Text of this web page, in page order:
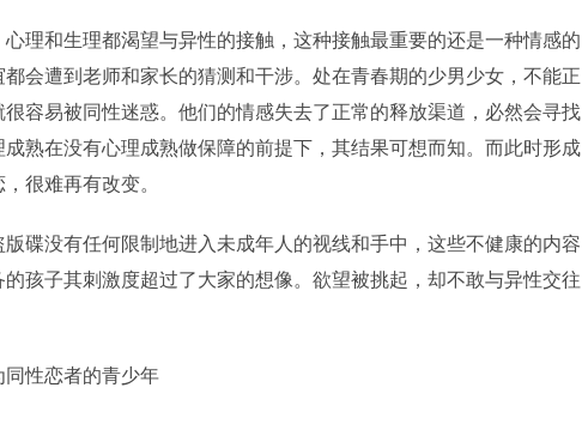
和生理都渴望与异性的接触，这种接触最重要的还是一种情感的
会遭到老师和家长的猜测和干涉。处在青春期的少男少女，不能正
容易被同性迷惑。他们的情感失去了正常的释放渠道，必然会寻找
熟在没有心理成熟做保障的前提下，其结果可想而知。而此时形成
很难再有改变。
没有任何限制地进入未成年人的视线和手中，这些不健康的内容
孩子其刺激度超过了大家的想像。欲望被挑起，却不敢与异性交往
性恋者的青少年